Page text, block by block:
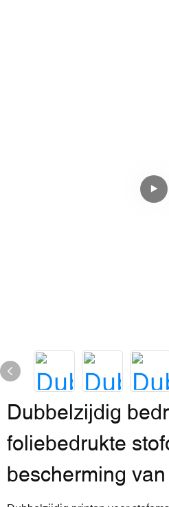
Dubbelzijdig
foliebedrukte
bescherming